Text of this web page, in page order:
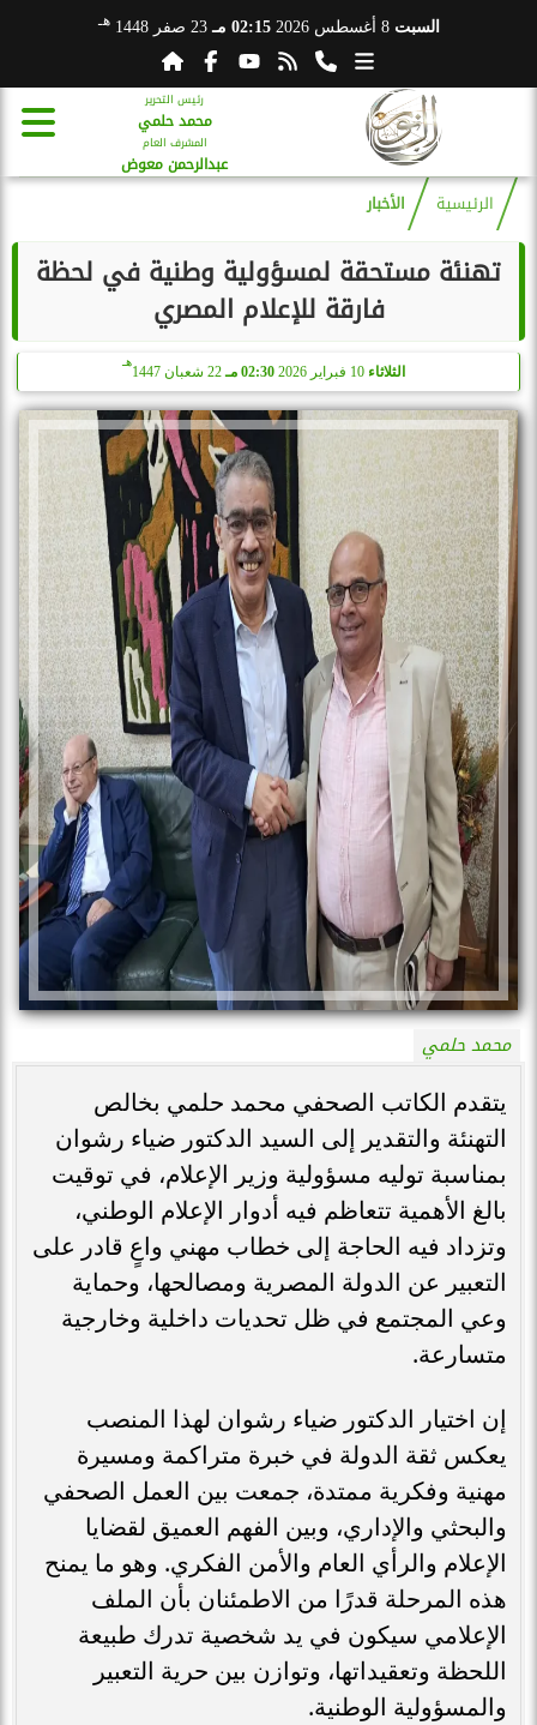
السبت 8 أغسطس 2026 02:15 مـ 23 صفر 1448 هـ
رئيس التحرير
محمد حلمي
المشرف العام
عبدالرحمن معوض
الرئيسية الأخبار
تهنئة مستحقة لمسؤولية وطنية في لحظة
فارقة للإعلام المصري
الثلاثاء 02:30 مـ 22 شعبان 1447
هـ
محمد حلمي
يتقدم الكاتب الصحفي محمد حلمي بخالص
التهنئة والتقدير إلى السيد الدكتور ضياء رشوان
بمناسبة توليه مسؤولية وزير الإعلام، في توقيت
بالغ الأهمية تتعاظم فيه أدوار الإعلام الوطني،
وتزداد فيه الحاجة إلى خطاب مهني واعٍ قادر على
التعبير عن الدولة المصرية ومصالحها، وحماية
وعي المجتمع في ظل تحديات داخلية وخارجية
متسارعة.
إن اختيار الدكتور ضياء رشوان لهذا المنصب
يعكس ثقة الدولة في خبرة متراكمة ومسيرة
مهنية وفكرية ممتدة، جمعت بين العمل الصحفي
والبحثي والإداري، وبين الفهم العميق لقضايا
الإعلام والرأي العام والأمن الفكري. وهو ما يمنح
هذه المرحلة قدرًا من الاطمئنان بأن الملف
الإعلامي سيكون في يد شخصية تدرك طبيعة
اللحظة وتعقيداتها، وتوازن بين حرية التعبير
والمسؤولية الوطنية.